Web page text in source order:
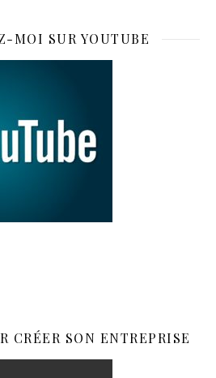
MOI SUR YOUTUBE
CRÉER SON ENTREPRISE